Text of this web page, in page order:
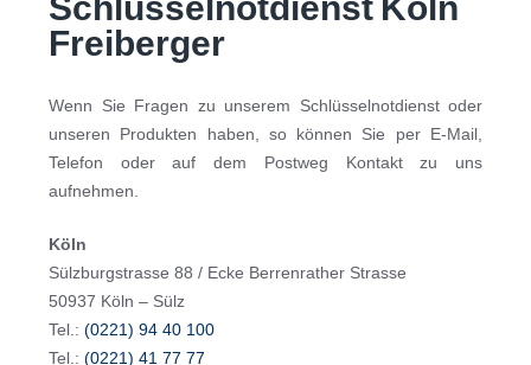
Freiberger
Wenn Sie Fragen zu unserem Schlüsselnotdienst oder
unseren Produkten haben, so können Sie per E-Mail,
Telefon oder auf dem Postweg Kontakt zu uns
aufnehmen.
Köln
Sülzburgstrasse 88 / Ecke Berrenrather Strasse
50937 Köln – Sülz
Tel.: (0221) 94 40 100
Tel.: (0221) 41 77 77